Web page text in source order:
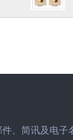
、简讯及电子